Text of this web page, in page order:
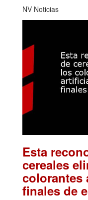
NV Noticias
Esta
cereales
colorantes
finales de